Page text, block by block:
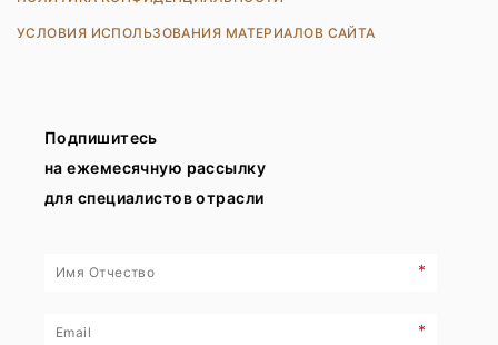
УСЛОВИЯ ИСПОЛЬЗОВАНИЯ МАТЕРИАЛОВ САЙТА
Подпишитесь
на ежемесячную рассылку
для специалистов отрасли
*
*